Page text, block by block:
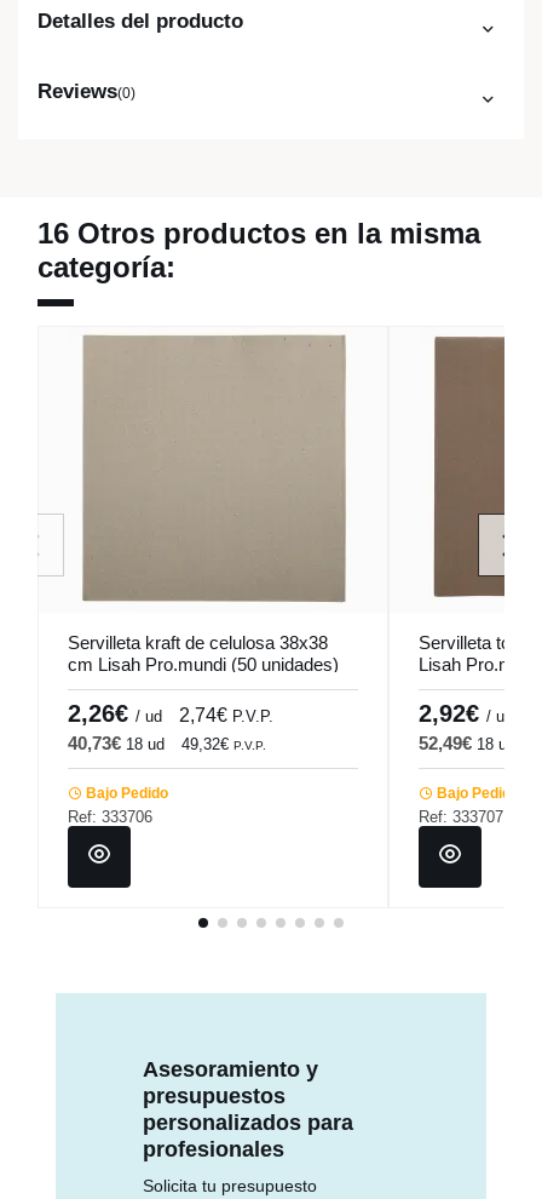
Detalles del producto
Reviews(0)
16 Otros productos en la misma
categoría:
Servilleta kraft de celulosa 38x38
cm Lisah Pro.mundi (50 unidades)
2,26€ / ud 2,74€ P.V.P.
40,73€ 18 ud 49,32€ P.V.P.
Bajo Pedido
Ref: 333706
Servilleta topo
Lisah
2,92€ / ud
52,49€ 18 ud
Bajo Pedido
Ref: 333707
Asesoramiento y
presupuestos
personalizados para
profesionales
Solicita tu presupuesto